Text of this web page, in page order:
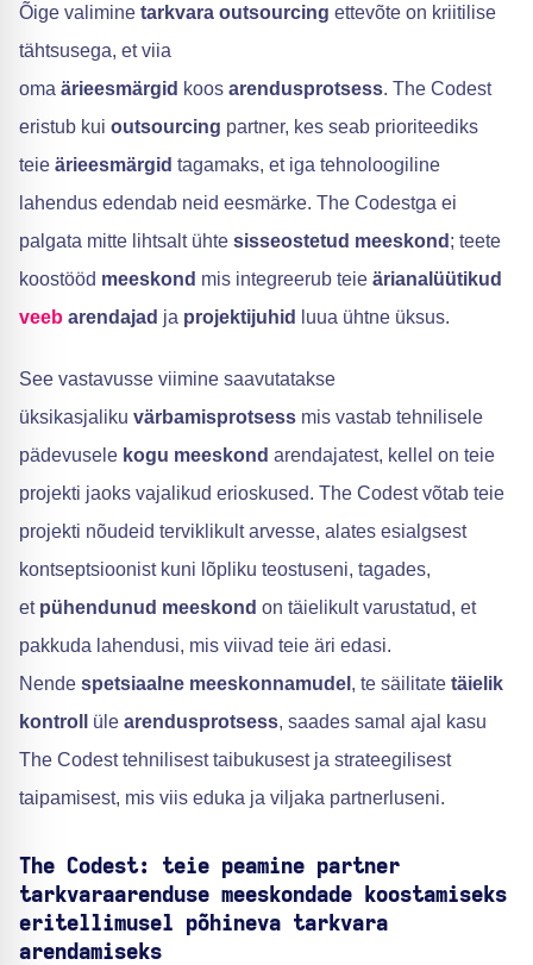
Õige valimine tarkvara outsourcing ettevõte on kriitilise
tähtsusega, et viia
oma ärieesmärgid koos arendusprotsess. The Codest
eristub kui outsourcing partner, kes seab prioriteediks
teie ärieesmärgid tagamaks, et iga tehnoloogiline
lahendus edendab neid eesmärke. The Codestga ei
palgata mitte lihtsalt ühte sisseostetud meeskond ; teete
koostööd meeskond mis integreerub teie ärianalüütikud
veeb arendajad ja projektijuhid luua ühtne üksus.
See vastavusse viimine saavutatakse
üksikasjaliku värbamisprotsess mis vastab tehnilisele
pädevusele kogu meeskond arendajatest, kellel on teie
projekti jaoks vajalikud erioskused. The Codest võtab teie
projekti nõudeid terviklikult arvesse, alates esialgsest
kontseptsioonist kuni lõpliku teostuseni, tagades,
et pühendunud meeskond on täielikult varustatud, et
pakkuda lahendusi, mis viivad teie äri edasi.
Nende spetsiaalne meeskonnamudel , te säilitate täielik
kontroll
üle arendusprotsess, saades samal ajal kasu
The Codest tehnilisest taibukusest ja strateegilisest
taipamisest, mis viis eduka ja viljaka partnerluseni.
The Codest: teie peamine partner
tarkvaraarenduse meeskondade koostamiseks
eritellimusel põhineva tarkvara
arendamiseks